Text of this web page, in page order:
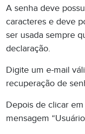
A senha deve
caracteres e deve
ser usada sempre
declaração.
Digite um e-mail
recuperação de
Depois de clicar em
mensagem